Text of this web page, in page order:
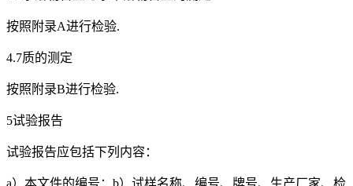
按照附录A进行检验.
4.7质的测定
按照附录B进行检验.
5试验报告
试验报告应包括下列内容：